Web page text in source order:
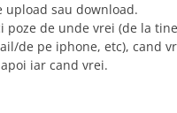
upload sau download.
poze de unde vrei (de la
de pe iphone, etc), cand
iar cand vrei.